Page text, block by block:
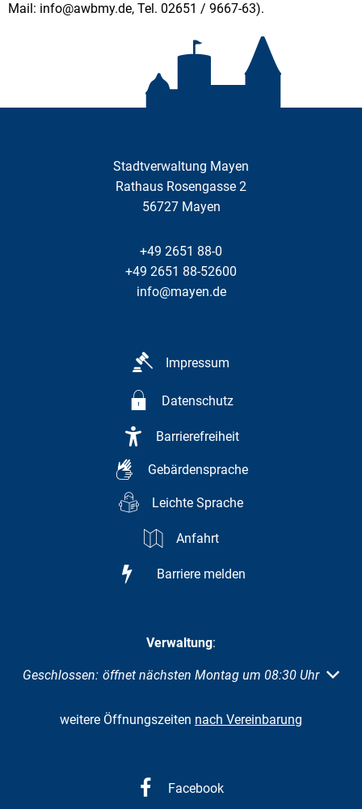
Mail: info@awbmy.de, Tel. 02651 / 9667-63).
Stadtverwaltung Mayen
Rathaus Rosengasse 2
56727 Mayen
+49 2651 88-0
+49 2651 88-52600
info@mayen.de
Impressum
Datenschutz
Barrierefreiheit
Gebärdensprache
Leichte Sprache
Anfahrt
Barriere melden
Verwaltung:
Klicken, um weitere Öffnungs- oder Schließzeiten
Geschlossen: öffnet nächsten Montag um 08:30 Uhr
weitere Öffnungszeiten nach Vereinbarung
Facebook